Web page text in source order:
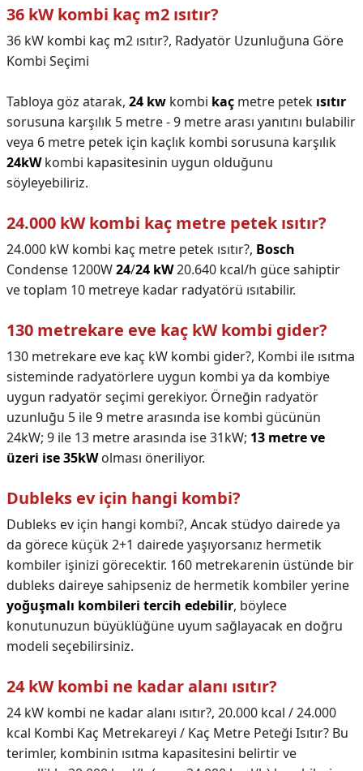
36 kW kombi kaç m2 ısıtır?
36 kW kombi kaç m2 ısıtır?, Radyatör Uzunluğuna Göre
Kombi Seçimi
Tabloya göz atarak, 24 kw kombi kaç metre petek ısıtır
sorusuna karşılık 5 metre - 9 metre arası yanıtını bulabilir
veya 6 metre petek için kaçlık kombi sorusuna karşılık
24kWkombi kapasitesinin uygun olduğunu
söyleyebiliriz.
24.000 kW kombi kaç metre petek ısıtır?
24.000 kW kombi kaç metre petek ısıtır?, Bosch
Condense 1200W24/24 kW20.640 kcal/h güce sahiptir
ve toplam 10 metreye kadar radyatörü ısıtabilir.
130 metrekare eve kaç kW kombi gider?
130 metrekare eve kaç kW kombi gider?, Kombi ile ısıtma
sisteminde radyatörlere uygun kombi ya da kombiye
uygun radyatör seçimi gerekiyor. Örneğin radyatör
uzunluğu 5 ile 9 metre arasında ise kombi gücünün
24kW; 9 ile 13 metre arasında ise 31kW; 13 metre ve
üzeri ise 35kWolması öneriliyor.
Dubleks ev için hangi kombi?
Dubleks ev için hangi kombi?, Ancak stüdyo dairede ya
da görece küçük 2+1 dairede yaşıyorsanız hermetik
kombiler işinizi görecektir. 160 metrekarenin üstünde bir
dubleks daireye sahipseniz de hermetik kombiler yerine
yoğuşmalı kombileri tercih edebilir, böylece
konutunuzun büyüklüğüne uyum sağlayacak en doğru
modeli seçebilirsiniz.
24 kW kombi ne kadar alanı ısıtır?
24 kW kombi ne kadar alanı ısıtır?, 20.000 kcal / 24.000
kcal Kombi Kaç Metrekareyi / Kaç Metre Peteği Isıtır? Bu
terimler, kombinin ısıtma kapasitesini belirtir ve